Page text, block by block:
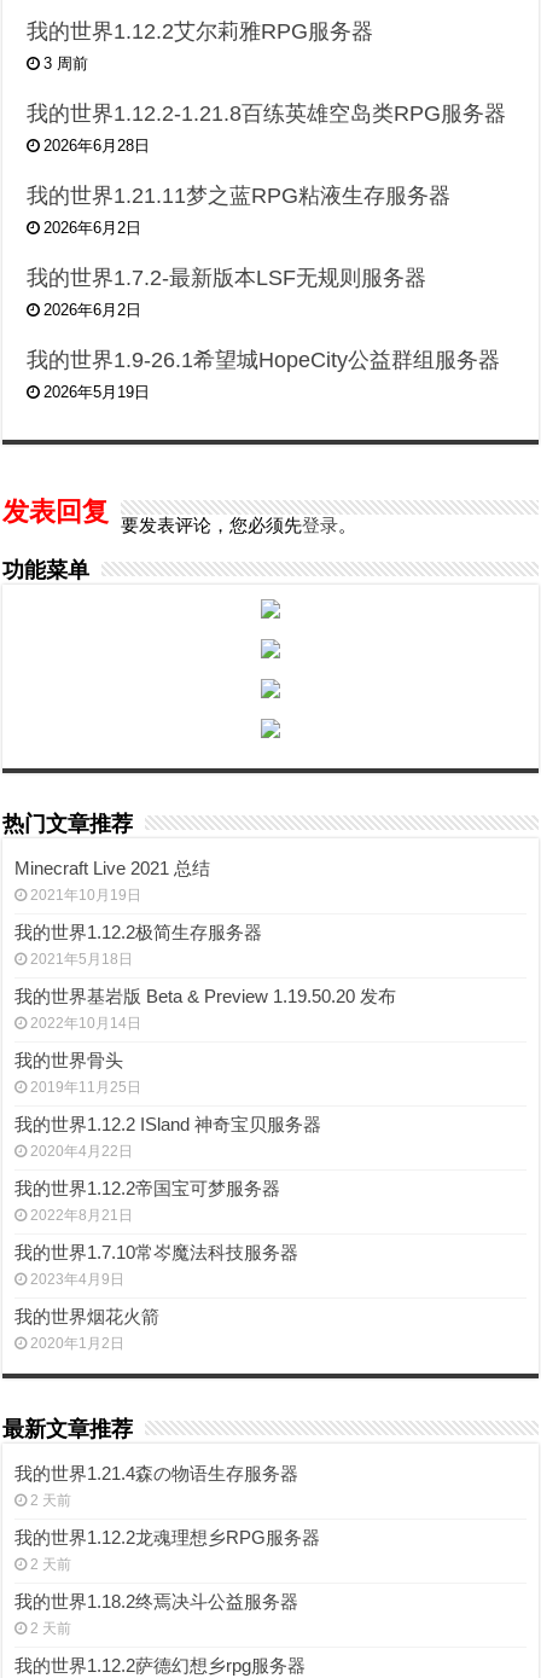
我的世界1.12.2艾尔莉雅RPG服务器
3 周前
我的世界1.12.2-1.21.8百练英雄空岛类RPG服务器
2026年6月28日
我的世界1.21.11梦之蓝RPG粘液生存服务器
2026年6月2日
我的世界1.7.2-最新版本LSF无规则服务器
2026年6月2日
我的世界1.9-26.1希望城HopeCity公益群组服务器
2026年5月19日
发表回复 要发表评论，您必须先登录。
功能菜单
热门文章推荐
Minecraft Live 2021 总结
2021年10月19日
我的世界1.12.2极简生存服务器
2021年5月18日
我的世界基岩版 Beta & Preview 1.19.50.20 发布
2022年10月14日
我的世界骨头
2019年11月25日
我的世界1.12.2 ISland 神奇宝贝服务器
2020年4月22日
我的世界1.12.2帝国宝可梦服务器
2022年8月21日
我的世界1.7.10常岑魔法科技服务器
2023年4月9日
我的世界烟花火箭
2020年1月2日
最新文章推荐
我的世界1.21.4森の物语生存服务器
2 天前
我的世界1.12.2龙魂理想乡RPG服务器
2 天前
我的世界1.18.2终焉决斗公益服务器
2 天前
我的世界1.12.2萨德幻想乡rpg服务器